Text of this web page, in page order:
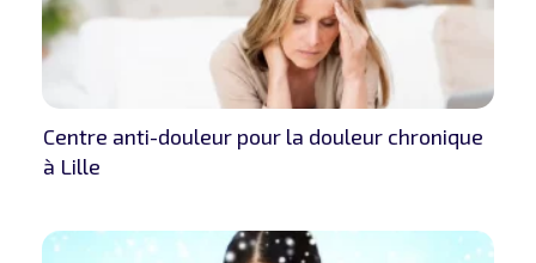
Centre anti-douleur pour la douleur chronique
à Lille